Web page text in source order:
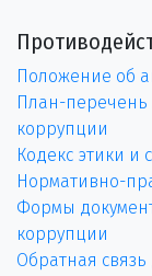
Положение об
План-
коррупции
Кодекс этики и
Нормативно-
Формы
коррупции
Обратная